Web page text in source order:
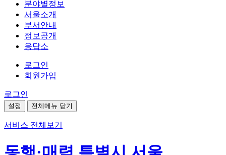
분야별정보
서울소개
부서안내
정보공개
응답소
로그인
회원가입
로그인
설정 전체메뉴 닫기
서비스 전체보기